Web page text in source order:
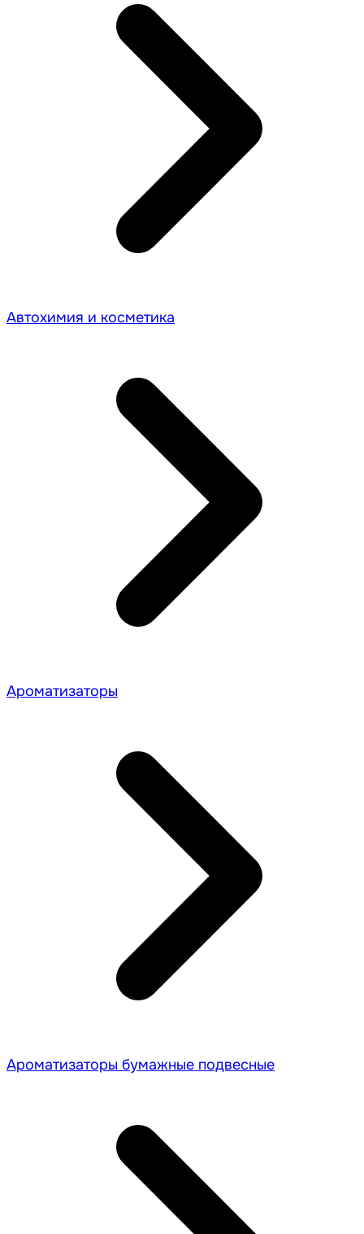
Автохимия и косметика
Ароматизаторы
Ароматизаторы бумажные подвесные